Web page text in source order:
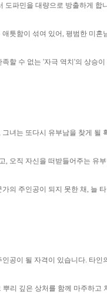
파민을 대량으로 방출하게
틋함이 섞여 있어, 평범한 미혼
할 수 없는 '자극 역치'의 상승
녀는 또다시 유부남을 찾게
오직 자신을 떠받들어주는 유
의 주인공이 되지 못한 채, 늘
공이 될 자격이 있습니다. 타
리 깊은 상처를 함께 마주하고